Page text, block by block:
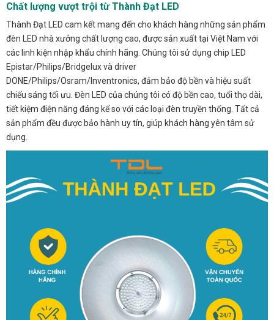
Chất lượng vượt trội từ Thành Đạt LED
Thành Đạt LED cam kết mang đến cho khách hàng những sản phẩm
đèn LED nhà xưởng chất lượng cao, được sản xuất tại Việt Nam với
các linh kiện nhập khẩu chính hãng. Chúng tôi sử dụng chip LED
Epistar/Philips/Bridgelux và driver
DONE/Philips/Osram/Inventronics, đảm bảo độ bền và hiệu suất
chiếu sáng tối ưu. Đèn LED của chúng tôi có độ bền cao, tuổi thọ dài,
tiết kiệm điện năng đáng kể so với các loại đèn truyền thống. Tất cả
sản phẩm đều được bảo hành uy tín, giúp khách hàng yên tâm sử
dụng.